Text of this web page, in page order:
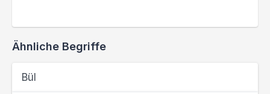
Ähnliche Begriffe
Bül